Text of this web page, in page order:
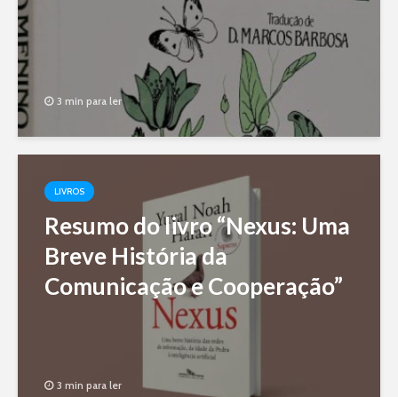
3 min para ler
LIVROS
Resumo do livro “Nexus: Uma
Breve História da
Comunicação e Cooperação”
3 min para ler